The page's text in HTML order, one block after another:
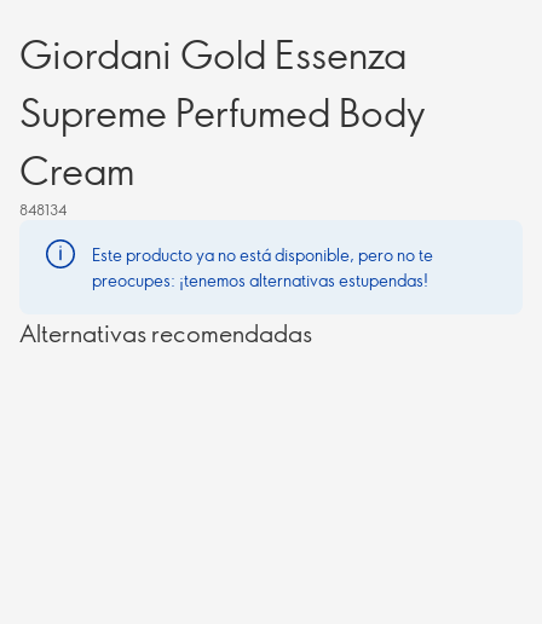
Giordani Gold Essenza
Supreme Perfumed Body
Cream
848134
Este producto ya no está disponible, pero no te
preocupes: ¡tenemos alternativas estupendas!
Alternativas recomendadas